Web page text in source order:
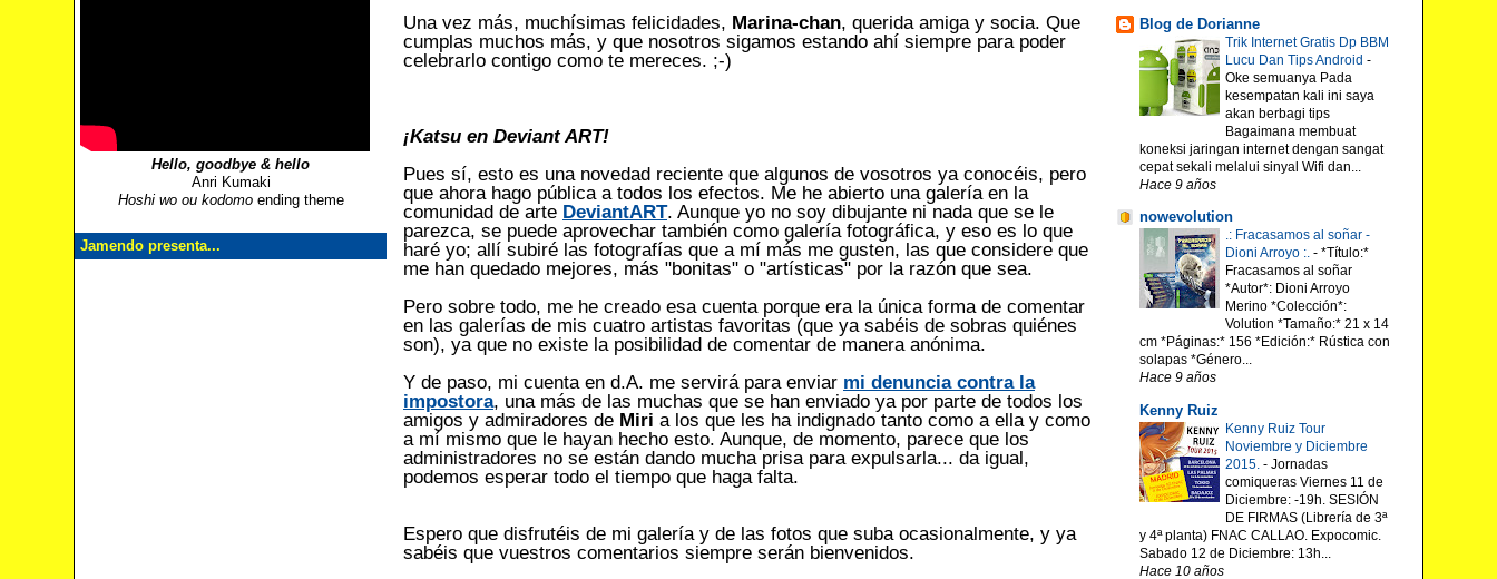
Hello, goodbye & hello
Anri Kumaki
Hoshi wo ou kodomoending theme
Jamendo presenta...
Una vez más, muchísimas felicidades, Marina-chan, querida amiga y socia. Que
cumplas muchos más, y que nosotros sigamos estando ahí siempre para poder
celebrarlo contigo como te mereces. ;-)
¡Katsu en Deviant ART!
Pues sí, esto es una novedad reciente que algunos de vosotros ya conocéis, pero
que ahora hago pública a todos los efectos. Me he abierto una galería en la
comunidad de arte DeviantART. Aunque yo no soy dibujante ni nada que se le
parezca, se puede aprovechar también como galería fotográfica, y eso es lo que
haré yo; allí subiré las fotografías que a mí más me gusten, las que considere que
me han quedado mejores, más "bonitas" o "artísticas" por la razón que sea.
Pero sobre todo, me he creado esa cuenta porque era la única forma de comentar
en las galerías de mis cuatro artistas favoritas (que ya sabéis de sobras quiénes
son), ya que no existe la posibilidad de comentar de manera anónima.
Y de paso, mi cuenta en d.A. me servirá para enviar mi denuncia contra la
impostora, una más de las muchas que se han enviado ya por parte de todos los
amigos y admiradores de Miri a los que les ha indignado tanto como a ella y como
a mí mismo que le hayan hecho esto. Aunque, de momento, parece que los
administradores no se están dando mucha prisa para expulsarla... da igual,
podemos esperar todo el tiempo que haga falta.
Espero que disfrutéis de mi galería y de las fotos que suba ocasionalmente, y ya
sabéis que vuestros comentarios siempre serán bienvenidos.
Blog de Dorianne
Trik Internet Gratis Dp BBM
Lucu Dan Tips Android -
Oke semuanya Pada
kesempatan kali ini saya
akan berbagi tips
Bagaimana membuat
koneksi jaringan internet dengan sangat
cepat sekali melalui sinyal Wifi dan...
Hace 9 años
nowevolution
.: Fracasamos al soñar -
Dioni Arroyo :. - *Título:*
Fracasamos al soñar
*Autor*: Dioni Arroyo
Merino *Colección*:
Volution *Tamaño:* 21 x 14
cm *Páginas:* 156 *Edición:* Rústica con
solapas *Género...
Hace 9 años
Kenny Ruiz
Kenny Ruiz Tour
Noviembre y Diciembre
2015. - Jornadas
comiqueras Viernes 11 de
Diciembre: -19h. SESIÓN
DE FIRMAS (Librería de 3ª
y 4ª planta) FNAC CALLAO. Expocomic.
Sabado 12 de Diciembre: 13h...
Hace 10 años